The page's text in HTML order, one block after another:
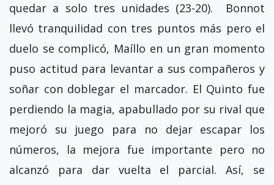
quedar a solo tres unidades (23-20). Bonnot
llevó tranquilidad con tres puntos más pero el
duelo se complicó, Maíllo en un gran momento
puso actitud para levantar a sus compañeros y
soñar con doblegar el marcador. El Quinto fue
perdiendo la magia, apabullado por su rival que
mejoró su juego para no dejar escapar los
números, la mejora fue importante pero no
alcanzó para dar vuelta el parcial. Así, se